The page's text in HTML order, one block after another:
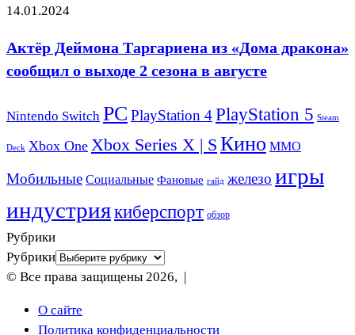
14.01.2024
Актёр Деймона Таргариена из «Дома дракона»
сообщил о выходе 2 сезона в августе
Nintendo Switch PC PlayStation 4PlayStation 5 Steam
Deck Xbox One Xbox Series X | S Кино ММО
Мобильные Социальные Фановые гайд железо игры
индустриякиберспорт обзор
Рубрики
Рубрики
© Все права защищены 2026, |
О сайте
Политика конфиденциальности